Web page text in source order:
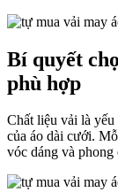
Bí quyết
phù hợp
Chất liệu vải là
của áo dài cưới.
vóc dáng và phong